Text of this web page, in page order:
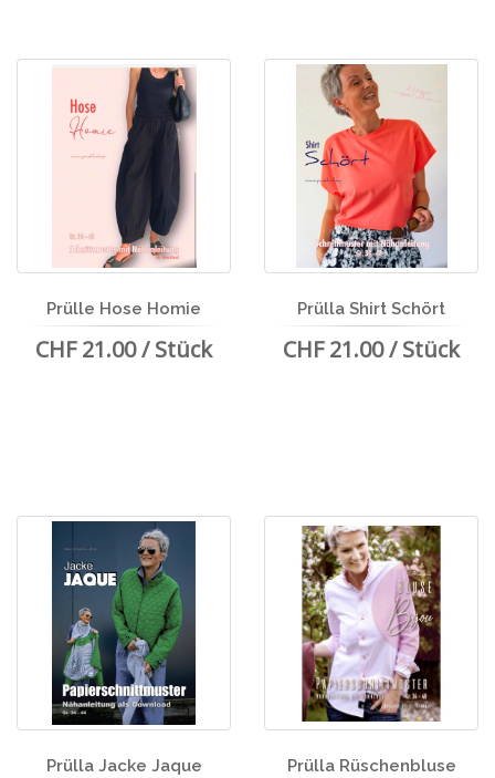
Prülle Hose Homie
CHF 21.00 / Stück
Prülla Shirt Schört
CHF 21.00 / Stück
Prülla Jacke Jaque
Prülla Rüschenbluse